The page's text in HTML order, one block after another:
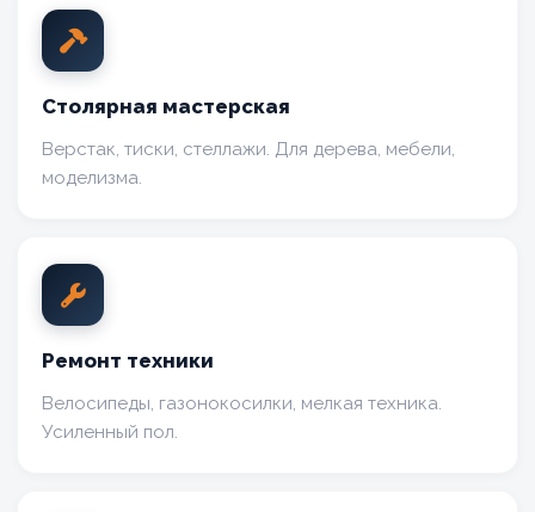
Столярная мастерская
Верстак, тиски, стеллажи. Для дерева, мебели,
моделизма.
Ремонт техники
Велосипеды, газонокосилки, мелкая техника.
Усиленный пол.